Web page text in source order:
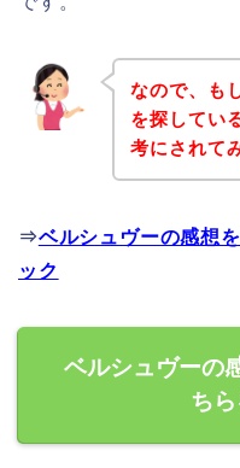
なので、も
を探してい
考にされて
⇒ベルシュヴーの感想
ック
ベルシュヴーの
ち